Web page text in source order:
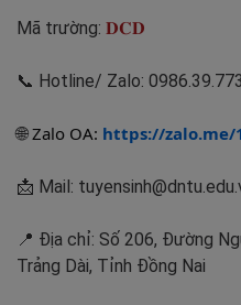
Mã trường: 𝐃𝐂𝐃
📞 Hotline/ Zalo:
🌐Zalo OA: https://zalo.me/
📩 Mail:
📍 Địa chỉ: Số 206, Đường
Trảng Dài, Tỉnh Đồng Nai